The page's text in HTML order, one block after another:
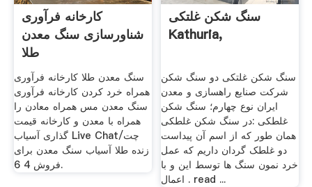
کارخانه فرآوری
شناورسازی سنگ معدن
طلا
سنگ معدن طلا کارخانه فرآوری
همراه خرد کردن کارخانه فرآوری
سنگ معدن مس همراه معادن را
همراه با معدن و کارخانه قیمت
گذاری آسیاب Live Chat/چت
زنده طلا آسیاب سنگ معدن برای
فروش 4 6.
سنگ شکن غلتکی
Kathuria,
سنگ شکن غلتکی دو سنگ شکن
شرکت صنایع راهسازی و معدن
ایران نوع چهارم؛ سنگ شکن
غلطکی :در سنگ شکن غلطکی
همان طور که از اسم آن پیداست
دو غلطک گردان داریم که عمل
خرد نمون سنگ ها توسط این و با
اعمال . read ...